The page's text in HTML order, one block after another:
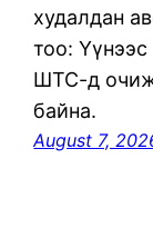
худалдан
тоо:
ШТС-д
байна.
August 7,